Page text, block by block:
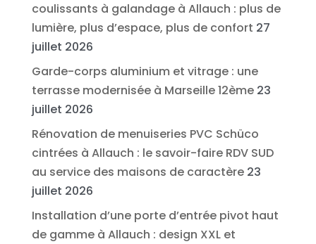
coulissants à galandage à Allauch : plus de
lumière, plus d’espace, plus de confort 27
juillet 2026
Garde-corps aluminium et vitrage : une
terrasse modernisée à Marseille 12ème 23
juillet 2026
Rénovation de menuiseries PVC Schüco
cintrées à Allauch : le savoir-faire RDV SUD
au service des maisons de caractère 23
juillet 2026
Installation d’une porte d’entrée pivot haut
de gamme à Allauch : design XXL et